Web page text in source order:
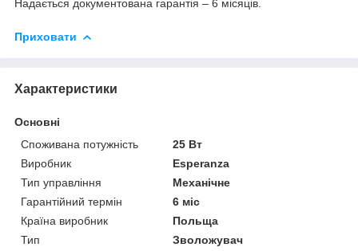
Надається документована гарантія – 6 місяців.
Приховати
Характеристики
Основні
Споживана потужність
25 Вт
Виробник
Esperanza
Тип управління
Механічне
Гарантійний термін
6 міс
Країна виробник
Польща
Тип
Зволожувач